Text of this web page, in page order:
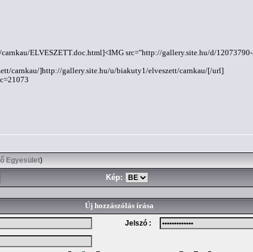
ELVESZETT.doc.html]<IMG src="http://gallery.site.hu/d/
carnkau/]http://gallery.site.hu/u/biakuty1/elveszett/carnkau/[/url]
Egyesület)
Kép:
Új hozzászólás írása
Jelszó :